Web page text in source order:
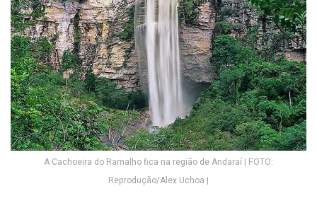
A Cachoeira do Ramalho fica na região de Andaraí | FOTO:
Reprodução/Alex Uchoa |